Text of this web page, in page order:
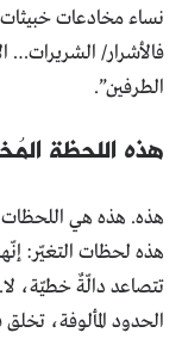
نساء مخادعات خبيثات
فالأشرار/
الطرفين”.
هذه اللحظة
هذه. هذه هي اللحظات
هذه لحظات التغيّر:
تتصاعد دالّةٌ خطيّة،
الحدود المألوفة،